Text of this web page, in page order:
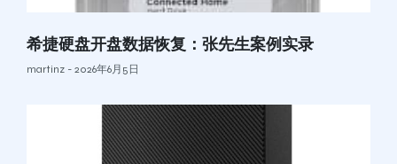
希捷硬盘开盘数据恢复：张先生案例实录
martinz 2026年6月5日